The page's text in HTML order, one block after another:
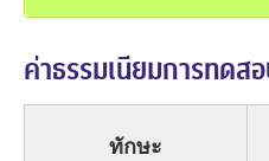
ค่าธรรมเนียมการทดส
ทักษะ